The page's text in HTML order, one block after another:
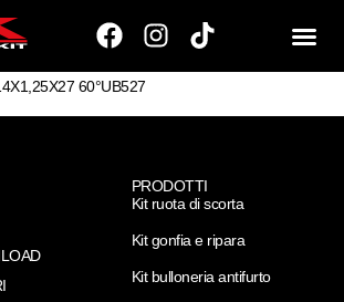
60°UB527
PRODOTTI
Kit ruota di scorta
Kit gonfia e ripara
Kit bulloneria antifurto